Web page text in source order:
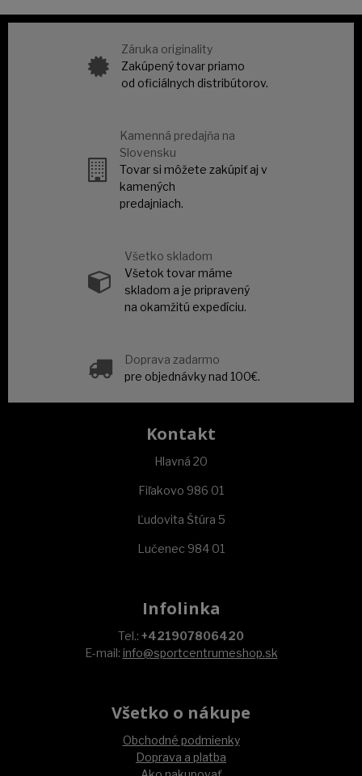
Záruka originality
Zakúpený tovar priamo
od oficiálnych distribútorov.
Kamenná predajňa na
Slovensku
Tovar si môžete zakúpiť aj v
kamených
predajniach.
Všetko skladom
Všetok tovar máme
skladom a je pripravený
na okamžitú expedíciu.
Doprava zadarmo
pre objednávky nad 100€.
Kontakt
Hlavná 20
Fiľakovo 986 01
Ľudovita Štúra 5
Lučenec 984 01
Infolinka
Tel.: +421907806420
E-mail: info@sportcentrumeshop.sk
Všetko o nákupe
Obchodné podmienky
Doprava a platba